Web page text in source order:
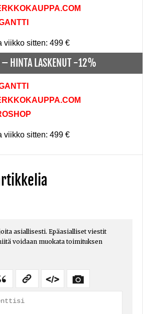
viikko sitten: 499 €
– HINTA LASKENUT -12%
viikko sitten: 499 €
asiallisesti. Epäasialliset viestit
voidaan muokata toimituksen